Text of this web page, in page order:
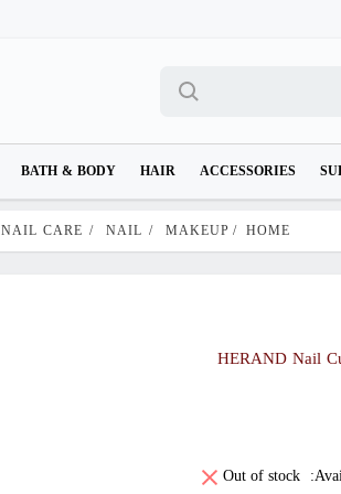
BATH & BODY HAIR ACCESSORIES
HOME
/
MAKEUP
/
NAIL
/
NAIL CARE
HERAND Nail
Out of stock